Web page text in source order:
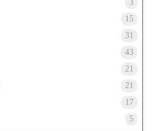
3
15
31
43
21
21
17
5